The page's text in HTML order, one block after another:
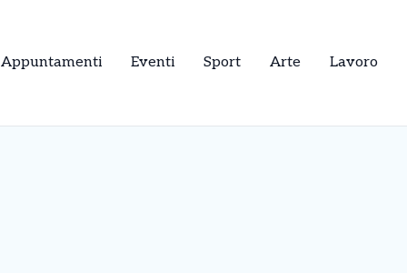
Appuntamenti Eventi Sport Arte Lavoro